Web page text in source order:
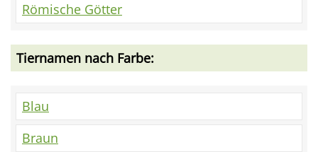
Römische Götter
Tiernamen nach Farbe:
Blau
Braun